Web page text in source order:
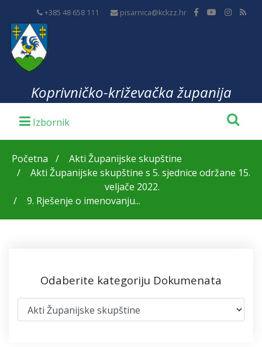
+385 48 658 111 pisarnica@kckzz.hr
Koprivničko-križevačka županija
Početna
Akti Županijske skupštine
Akti Županijske skupštine s 5. sjednice održane 15.
veljače 2022.
9. Rješenje o imenovanju...
Odaberite kategoriju Dokumenata